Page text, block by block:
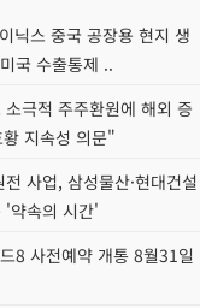
닉스 중국 공장용 현지 생
국 수출통제 ..
극적 주주환원에 해외 증
지속성 의문"
사업, 삼성물산·현대건설
'약속의 시간'
8 사전예약 개통 8월31일